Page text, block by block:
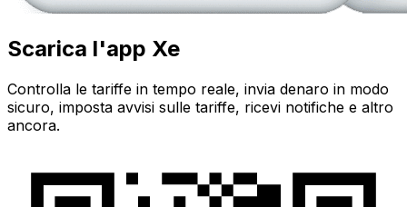
Scarica l'app Xe
Controlla le tariffe in tempo reale, invia denaro in modo
sicuro, imposta avvisi sulle tariffe, ricevi notifiche e altro
ancora.